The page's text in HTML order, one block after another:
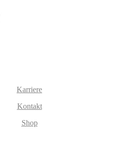
Karriere
Kontakt
Shop